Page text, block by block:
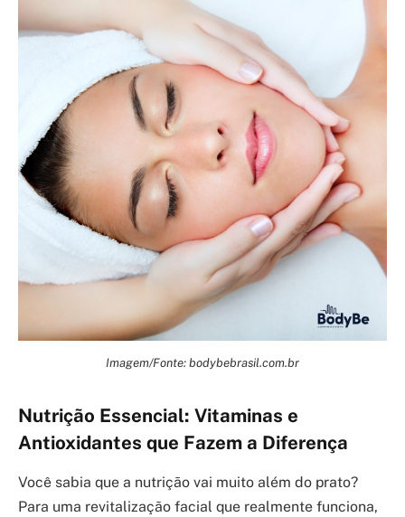
Imagem/Fonte: bodybebrasil.com.br
Nutrição Essencial: Vitaminas e
Antioxidantes que Fazem a Diferença
Você sabia que a nutrição vai muito além do prato?
Para uma revitalização facial que realmente funciona,